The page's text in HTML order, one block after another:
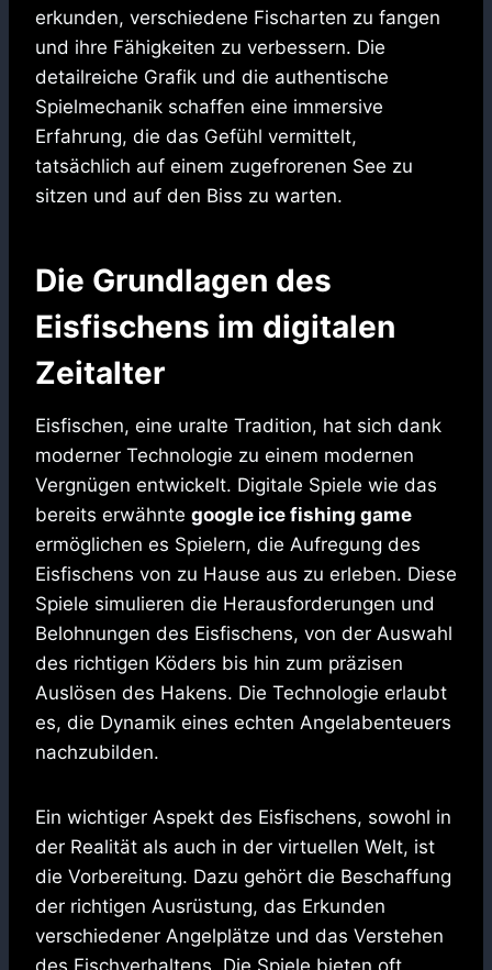
erkunden, verschiedene Fischarten zu fangen
und ihre Fähigkeiten zu verbessern. Die
detailreiche Grafik und die authentische
Spielmechanik schaffen eine immersive
Erfahrung, die das Gefühl vermittelt,
tatsächlich auf einem zugefrorenen See zu
sitzen und auf den Biss zu warten.
Die Grundlagen des
Eisfischens im digitalen
Zeitalter
Eisfischen, eine uralte Tradition, hat sich dank
moderner Technologie zu einem modernen
Vergnügen entwickelt. Digitale Spiele wie das
bereits erwähnte google ice fishing game
ermöglichen es Spielern, die Aufregung des
Eisfischens von zu Hause aus zu erleben. Diese
Spiele simulieren die Herausforderungen und
Belohnungen des Eisfischens, von der Auswahl
des richtigen Köders bis hin zum präzisen
Auslösen des Hakens. Die Technologie erlaubt
es, die Dynamik eines echten Angelabenteuers
nachzubilden.
Ein wichtiger Aspekt des Eisfischens, sowohl in
der Realität als auch in der virtuellen Welt, ist
die Vorbereitung. Dazu gehört die Beschaffung
der richtigen Ausrüstung, das Erkunden
verschiedener Angelplätze und das Verstehen
des Fischverhaltens. Die Spiele bieten oft